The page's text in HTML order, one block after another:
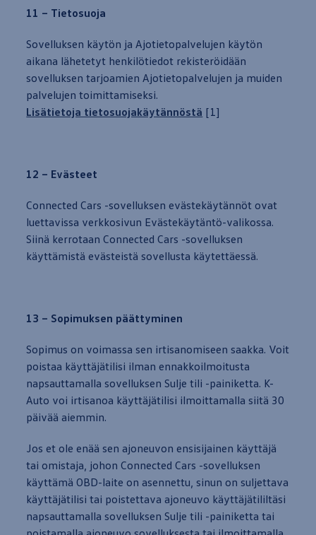
11 – Tietosuoja
Sovelluksen käytön ja Ajotietopalvelujen käytön
aikana lähetetyt henkilötiedot rekisteröidään
sovelluksen tarjoamien Ajotietopalvelujen ja muiden
palvelujen toimittamiseksi.
Lisätietoja tietosuojakäytännöstä [1]
12 – Evästeet
Connected Cars -sovelluksen evästekäytännöt ovat
luettavissa verkkosivun Evästekäytäntö-valikossa.
Siinä kerrotaan Connected Cars -sovelluksen
käyttämistä evästeistä sovellusta käytettäessä.
13 – Sopimuksen päättyminen
Sopimus on voimassa sen irtisanomiseen saakka. Voit
poistaa käyttäjätilisi ilman ennakkoilmoitusta
napsauttamalla sovelluksen Sulje tili -painiketta. K-
Auto voi irtisanoa käyttäjätilisi ilmoittamalla siitä 30
päivää aiemmin.
Jos et ole enää sen ajoneuvon ensisijainen käyttäjä
tai omistaja, johon Connected Cars -sovelluksen
käyttämä OBD-laite on asennettu, sinun on suljettava
käyttäjätilisi tai poistettava ajoneuvo käyttäjätililtäsi
napsauttamalla sovelluksen Sulje tili -painiketta tai